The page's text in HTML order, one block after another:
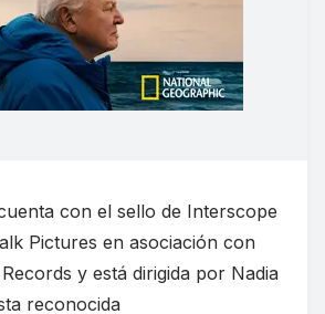
con el sello de Interscope
Pictures en asociación con
y está dirigida por Nadia
reconocida